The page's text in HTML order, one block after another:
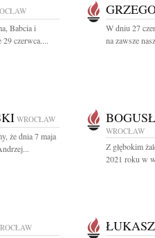
Babcia i
29 czerwca....
W dniu 27
na zawsze
WROCŁAW
że dnia 7 maja
WROCŁAW
Z głębokim
2021 roku w